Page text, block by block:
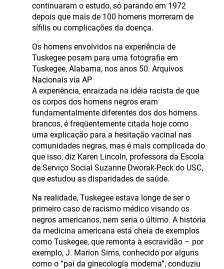
continuaram o estudo, só parando em 1972
depois que mais de 100 homens morreram de
sífilis ou complicações da doença.
Os homens envolvidos na experiência de
Tuskegee posam para uma fotografia em
Tuskegee, Alabama, nos anos 50. Arquivos
Nacionais via AP
A experiência, enraizada na idéia racista de que
os corpos dos homens negros eram
fundamentalmente diferentes dos dos homens
brancos, é freqüentemente citada hoje como
uma explicação para a hesitação vacinal nas
comunidades negras, mas é mais complicada do
que isso, diz Karen Lincoln, professora da Escola
de Serviço Social Suzanne Dworak-Peck do USC,
que estudou as disparidades de saúde.
Na realidade, Tuskegee estava longe de ser o
primeiro caso de racismo médico visando os
negros americanos, nem seria o último. A história
da medicina americana está cheia de exemplos
como Tuskegee, que remonta à escravidão – por
exemplo, J. Marion Sims, conhecido por alguns
como o “pai da ginecologia moderna”, conduziu